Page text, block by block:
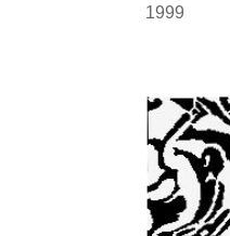
1999